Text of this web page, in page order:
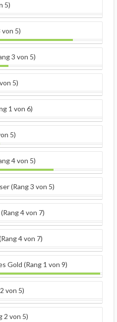
5)
5)
3 von 5)
5)
1 von 6)
5)
4 von 5)
(Rang 3 von 5)
4 von 7)
4 von 7)
Gold (Rang 1 von 9)
von 5)
2 von 5)